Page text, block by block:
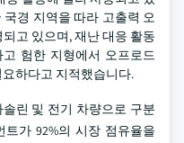
경 지역을 따라 고출력 오
고 있으며, 재난 대응 활동
험한 지형에서 오프로드
하다고 지적했습니다.
린 및 전기 차량으로 구분
트가 92%의 시장 점유율을